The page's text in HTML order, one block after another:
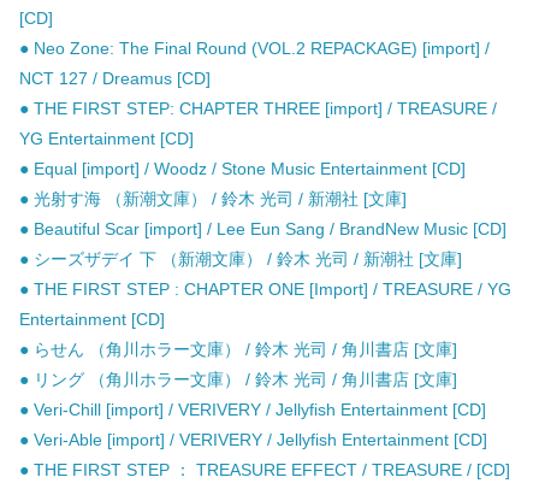
[CD]
● Neo Zone: The Final Round (VOL.2 REPACKAGE) [import] /
NCT 127 / Dreamus [CD]
● THE FIRST STEP: CHAPTER THREE [import] / TREASURE /
YG Entertainment [CD]
● Equal [import] / Woodz / Stone Music Entertainment [CD]
● 光射す海 （新潮文庫） / 鈴木 光司 / 新潮社 [文庫]
● Beautiful Scar [import] / Lee Eun Sang / BrandNew Music [CD]
● シーズザデイ 下 （新潮文庫） / 鈴木 光司 / 新潮社 [文庫]
● THE FIRST STEP : CHAPTER ONE [Import] / TREASURE / YG
Entertainment [CD]
● らせん （角川ホラー文庫） / 鈴木 光司 / 角川書店 [文庫]
● リング （角川ホラー文庫） / 鈴木 光司 / 角川書店 [文庫]
● Veri-Chill [import] / VERIVERY / Jellyfish Entertainment [CD]
● Veri-Able [import] / VERIVERY / Jellyfish Entertainment [CD]
● THE FIRST STEP ： TREASURE EFFECT / TREASURE / [CD]